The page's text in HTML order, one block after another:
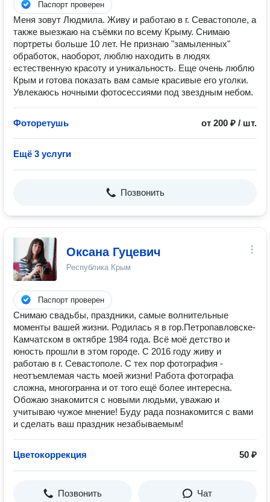
Паспорт проверен
Меня зовут Людмила. Живу и работаю в г. Севастополе, а
также выезжаю на съёмки по всему Крыму. Снимаю
портреты больше 10 лет. Не признаю "замыленных"
обработок, наоборот, люблю находить в людях
естественную красоту и уникальность. Еще очень люблю
Крым и готова показать вам самые красивые его уголки.
Увлекаюсь ночными фотосессиями под звездным небом.
Фоторетушь от 200 ₽ / шт.
Ещё 3 услуги
Позвонить
Оксана Гуцевич
Республика Крым
Паспорт проверен
Cнимаю свадьбы, праздники, самые волнительные
моменты вашей жизни. Родилась я в гор.Петропавловске-
Камчатском в октябре 1984 года. Всё моё детство и
юность прошли в этом городе. С 2016 году живу и
работаю в г. Севастополе. С тех пор фотография -
неотъемлемая часть моей жизни! Работа фотографа
сложна, многогранна и от того ещё более интересна.
Обожаю знакомится с новыми людьми, уважаю и
учитываю чужое мнение! Буду рада познакомится с вами
и сделать ваш праздник незабываемым!
Цветокоррекция 50 ₽
Позвонить Чат